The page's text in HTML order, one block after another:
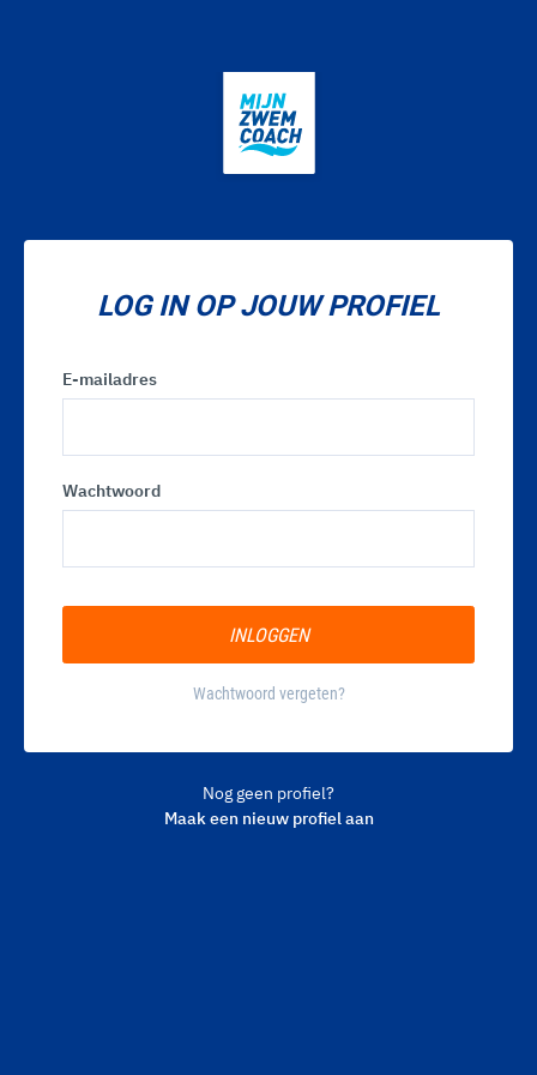
LOG IN OP JOUW PROFIEL
E-mailadres
Wachtwoord
Wachtwoord vergeten?
Nog geen profiel?
Maak een nieuw profiel aan